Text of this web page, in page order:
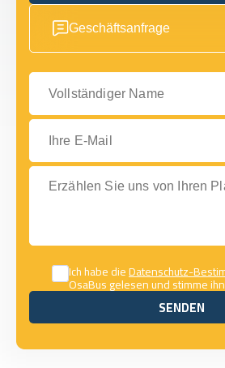
Geschäftsanfrage
Vollständiger Name
Ihre E-Mail
Erzählen Sie uns von Ihren Plänen
Ich habe dieDatenschutz-
OsaBus gelesen und stimme
SENDEN
SENDEN